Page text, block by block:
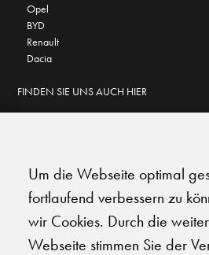
Opel
BYD
Renault
Dacia
FINDEN SIE UNS AUCH HIER
4.6 ★★★★★
★★★★★
Um die Webseite optimal
fortlaufend verbessern zu
wir Cookies. Durch die
Webseite stimmen Sie der